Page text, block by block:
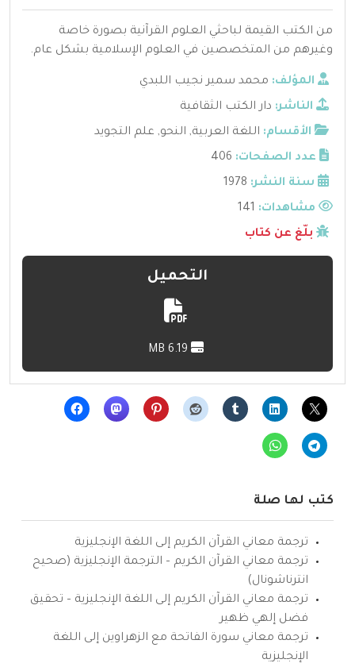
من الكتب القيمة لباحثي العلوم القرآنية بصورة خاصة
وغيرهم من المتخصصين في العلوم الإسلامية بشكل عام.
المؤلف: محمد سمير نجيب اللبدي
الناشر: دار الكتب الثقافية
الأقسام: اللغة العربية, النحو, علم التجويد
عدد الصفحات: 406
سنة النشر: 1978
مشاهدات:
بلّغ عن كتاب
التحميل
كتب لها صلة
ترجمة معاني القرآن الكريم إلى اللغة الإنجليزية
ترجمة معاني القرآن الكريم – الترجمة الإنجليزية (صحيح
انترناشونال)
ترجمة معاني القرآن الكريم إلى اللغة الإنجليزية – تحقيق
فضل إلهي ظهير
ترجمة معاني سورة الفاتحة مع الزهراوين إلى اللغة
الإنجليزية